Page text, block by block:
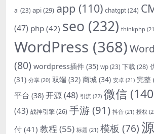
ai (23) api(29) app (110) chatgpt(24)
(47) php (42) seo (232) thinkphp
WordPress (368)
(80) wordpress插件 (35) wp (23) 下载(28)
(31) 分享 (20) 双端 (32) 商城 (34) 安卓 (21) 完整
平台 (38) 开源(48) 引流 (22) 微信
(43) 战神引擎(26) 手游(91) 抖音 (21) 授权
付 (41) 教程 (55) 标题 (21) 模板 (76)